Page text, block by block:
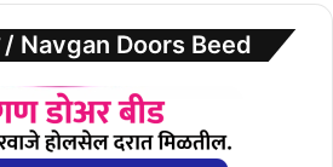
/ Navgan Doors Beed